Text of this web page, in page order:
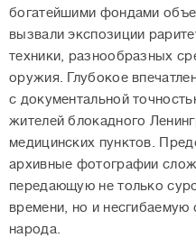
богатейшими фондами
вызвали экспозиции
техники, разнообразных
оружия. Глубокое
с документальной
жителей блокадного
медицинских пунктов.
архивные фотографии
передающую не только
времени, но и несгибаемую
народа.